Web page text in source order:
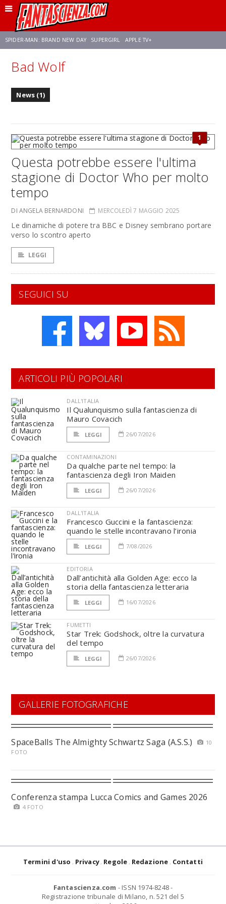
SPIDER-MAN: BRAND NEW DAY SUPERGIRL APPLE TV+
FRANCO RICCIARDIELLO
Bad Wolf
News (1)
1
Questa potrebbe essere l'ultima
stagione di Doctor Who per molto
tempo
DI ANGELA BERNARDONI MERCOLEDÌ 7 MAGGIO 2025
Le dinamiche di potere tra BBC e Disney sembrano portare
verso lo scontro aperto
LEGGI
SEGUICI SU
ARTICOLI PIÙ POPOLARI
DALL'ITALIA
Il Qualunquismo sulla fantascienza di
Mauro Covacich
LEGGI 26/07/2026
CONTAMINAZIONI
Da qualche parte nel tempo: la
fantascienza degli Iron Maiden
LEGGI 26/07/2026
DALL'ITALIA
Francesco Guccini e la fantascienza:
quando le stelle incontravano l’ironia
LEGGI 7/08/2026
EDITORIA
Dall’antichità alla Golden Age: ecco la
storia della fantascienza letteraria
LEGGI 16/07/2026
FUMETTI
Star Trek: Godshock, oltre la curvatura
del tempo
LEGGI 26/07/2026
GALLERIE FOTOGRAFICHE
SpaceBalls The Almighty Schwartz Saga (A.S.S.)
10
FOTO
Conferenza stampa Lucca Comics and Games 2026
4 FOTO
Termini d'uso Privacy Regole Redazione Contatti
Fantascienza.com - ISSN 1974-8248 -
Registrazione tribunale di Milano, n. 521 del 5